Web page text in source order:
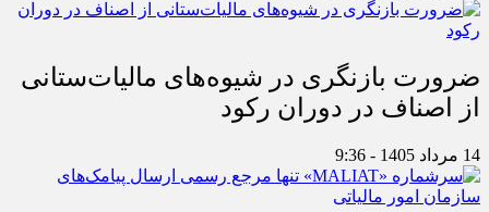
ضرورت بازنگری در شیوه‌های مالیات‌ستانی
از اصناف در دوران رکود
14 مرداد 1405 - 9:36